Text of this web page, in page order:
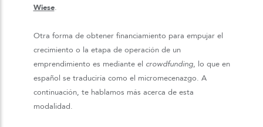
Wiese.
Otra forma de obtener financiamiento para empujar el
crecimiento o la etapa de operación de un
emprendimiento es mediante el crowdfunding, lo que en
español se traduciría como el micromecenazgo. A
continuación, te hablamos más acerca de esta
modalidad.